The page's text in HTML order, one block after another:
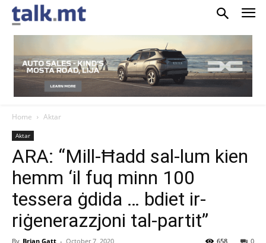
Home Aktar
Aktar
ARA: “Mill-Ħadd sal-lum kien
hemm ‘il fuq minn 100
tessera ġdida … bdiet ir-
riġenerazzjoni tal-partit”
By Brian Gatt - October 7, 2020 0
658